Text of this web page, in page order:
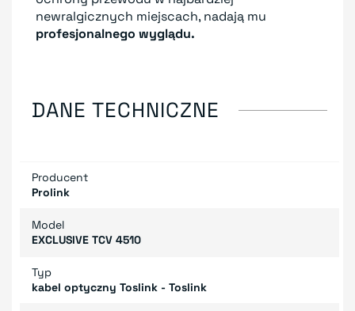
newralgicznych miejscach, nadają mu
profesjonalnego wyglądu.
DANE TECHNICZNE
Producent
Prolink
Model
EXCLUSIVE TCV 4510
Typ
kabel optyczny Toslink - Toslink